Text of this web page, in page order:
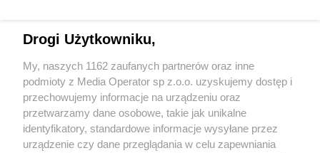
Wydawca mediówlokalnych
Drogi Użytkowniku,
My, naszych 1162 zaufanych partnerów oraz inne
podmioty z Media Operator sp z.o.o. uzyskujemy dostęp i
przechowujemy informacje na urządzeniu oraz
przetwarzamy dane osobowe, takie jak unikalne
identyfikatory, standardowe informacje wysyłane przez
urządzenie czy dane przeglądania w celu zapewniania